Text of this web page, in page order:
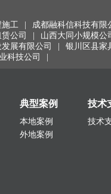
施工
成都融科信科技有限
公司
山西大同小规模公
展有限公司
银川区县家
科技公司
典型案例
本地案例
外地案例
技术
技术